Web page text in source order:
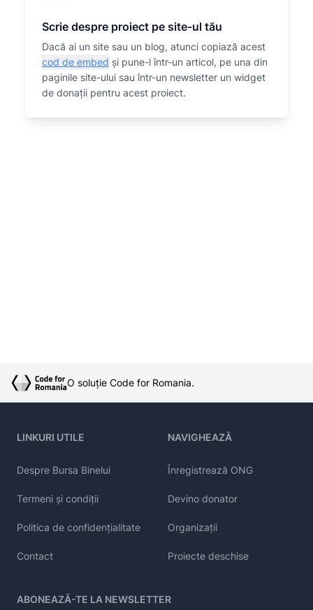
Scrie despre proiect pe site-ul tău
Dacă ai un site sau un blog, atunci copiază acest
cod de embed și pune-l într-un articol, pe una din
paginile site-ului sau într-un newsletter un widget
de donații pentru acest proiect.
O soluție Code for Romania.
LINKURI UTILE
Despre Bursa Binelui
Termeni și condiții
Politica de confidențialitate
Contact
NAVIGHEAZĂ
Înregistrează ONG
Devino donator
Organizații
Proiecte deschise
ABONEAZĂ-TE LA NEWSLETTER